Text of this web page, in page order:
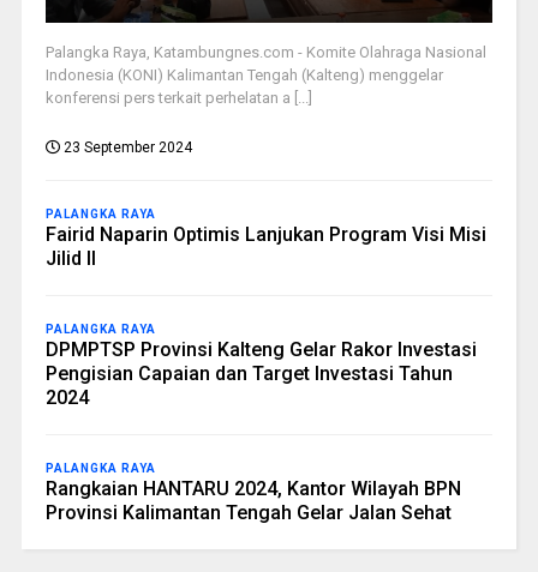
Palangka Raya, Katambungnes.com - Komite Olahraga Nasional
Indonesia (KONI) Kalimantan Tengah (Kalteng) menggelar
konferensi pers terkait perhelatan a [...]
23 September 2024
PALANGKA RAYA
Fairid Naparin Optimis Lanjukan Program Visi Misi
Jilid II
PALANGKA RAYA
DPMPTSP Provinsi Kalteng Gelar Rakor Investasi
Pengisian Capaian dan Target Investasi Tahun
2024
PALANGKA RAYA
Rangkaian HANTARU 2024, Kantor Wilayah BPN
Provinsi Kalimantan Tengah Gelar Jalan Sehat